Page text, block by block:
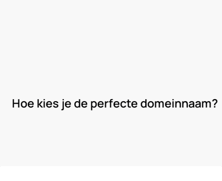
Hoe kies je de perfecte domeinnaam?